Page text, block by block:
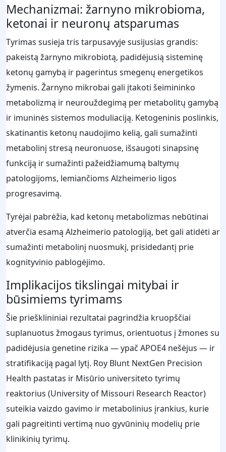
Mechanizmai: žarnyno mikrobioma,
ketonai ir neuronų atsparumas
Tyrimas susieja tris tarpusavyje susijusias grandis:
pakeistą žarnyno mikrobiotą, padidėjusią sisteminę
ketonų gamybą ir pagerintus smegenų energetikos
žymenis. Žarnyno mikrobai gali įtakoti šeimininko
metabolizmą ir neurouždegimą per metabolitų gamybą
ir imuninės sistemos moduliaciją. Ketogeninis poslinkis,
skatinantis ketonų naudojimo kelią, gali sumažinti
metabolinį stresą neuronuose, išsaugoti sinapsinę
funkciją ir sumažinti pažeidžiamumą baltymų
patologijoms, lemiančioms Alzheimerio ligos
progresavimą.
Tyrėjai pabrėžia, kad ketonų metabolizmas nebūtinai
atverčia esamą Alzheimerio patologiją, bet gali atidėti ar
sumažinti metabolinį nuosmukį, prisidedantį prie
kognityvinio pablogėjimo.
Implikacijos tikslingai mitybai ir
būsimiems tyrimams
Šie priešklininiai rezultatai pagrindžia kruopščiai
suplanuotus žmogaus tyrimus, orientuotus į žmones su
padidėjusia genetine rizika — ypač APOE4 nešėjus — ir
stratifikaciją pagal lytį. Roy Blunt NextGen Precision
Health pastatas ir Misūrio universiteto tyrimų
reaktorius (University of Missouri Research Reactor)
suteikia vaizdo gavimo ir metabolinius įrankius, kurie
gali pagreitinti vertimą nuo gyvūninių modelių prie
klinikinių tyrimų.